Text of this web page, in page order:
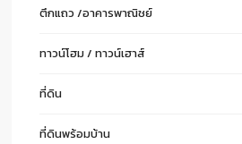
ตึกแถว /อาคารพาณิชย์
ทาวน์โฮม / ทาวน์เฮาส์
ที่ดิน
ที่ดินพร้อมบ้าน